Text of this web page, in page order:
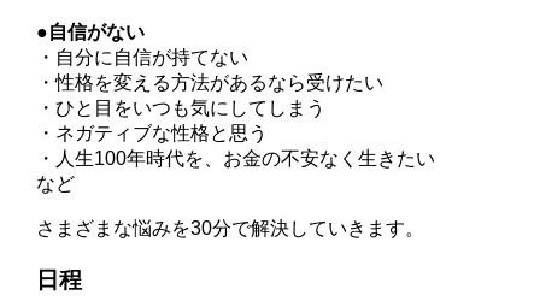
●自信がない
・自分に自信が持てない
・性格を変える方法があるなら受けたい
・ひと目をいつも気にしてしまう
・ネガティブな性格と思う
・ 人生100年時代を、お金の不安なく生きたい
など
さまざまな悩みを30分で解決していきます。
日程